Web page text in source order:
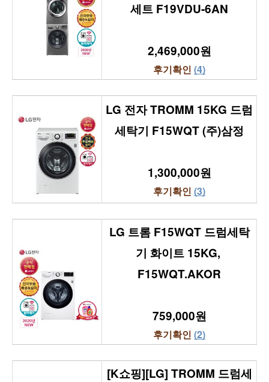
세트 F19VDU-6AN
2,469,000원
후기확인 (4)
LG 전자 TROMM 15KG 드럼
세탁기 F15WQT (주)삼정
1,300,000원
후기확인 (3)
LG 트롬 F15WQT 드럼세탁
기 화이트 15KG,
F15WQT.AKOR
759,000원
후기확인 (2)
[K쇼핑][LG] TROMM 드럼세